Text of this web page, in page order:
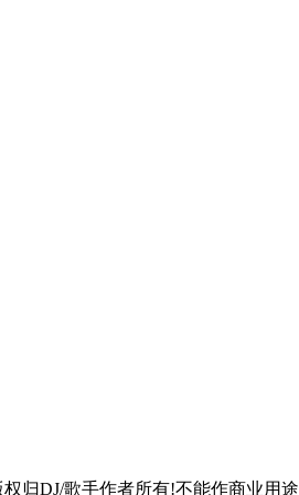
归DJ/歌手作者所有!不能作商业用途